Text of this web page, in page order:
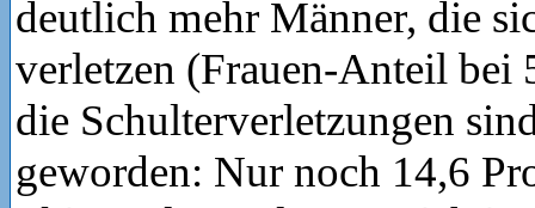
deutlich mehr Männer, die
verletzen (Frauen-Anteil bei
die Schulterverletzungen
geworden: Nur noch 14,6